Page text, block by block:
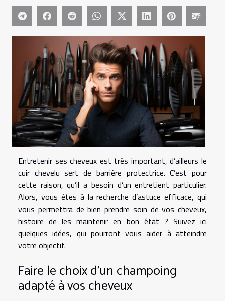
Entretenir ses cheveux est très important, d’ailleurs le
cuir chevelu sert de barrière protectrice. C’est pour
cette raison, qu’il a besoin d’un entretient particulier.
Alors, vous êtes à la recherche d’astuce efficace, qui
vous permettra de bien prendre soin de vos cheveux,
histoire de les maintenir en bon état ? Suivez ici
quelques idées, qui pourront vous aider à atteindre
votre objectif.
Faire le choix d’un champoing
adapté à vos cheveux